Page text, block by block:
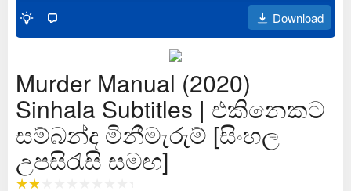
Download
Murder Manual (2020)
Sinhala Subtitles | එකිනෙකට
සම්බන්ද මිනීමැරුම් [සිංහල
උපසිරැසි සමඟ]